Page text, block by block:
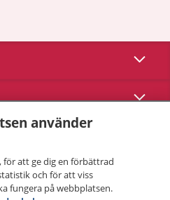
Visa
Visa
använder
för att ge dig en förbättrad
och för att viss
fungera på webbplatsen.